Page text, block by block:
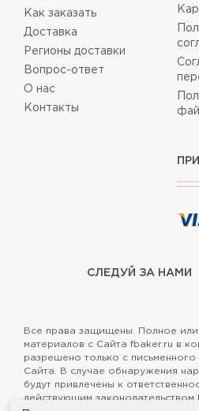
Как заказать
Доставка
Регионы доставки
Вопрос-ответ
О нас
Контакты
СЛЕДУЙ ЗА НАМИ
Все права защищены. Полное
материалов с Сайта fbaker.ru в
разрешено только с
Сайта. В случае обнаружения
будут привлечены к
действующим